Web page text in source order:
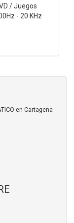
/ Juegos
- 20 KHz
en Cartagena